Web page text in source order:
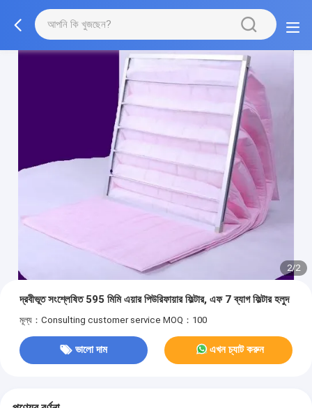
2/2
দ্রবীভূত সংশ্লেষিত 595 মিমি এয়ার পিউরিফায়ার ফিল্টার, এফ 7 ব্যাগ ফিল্টার হলুদ
মূল্য：Consulting customer service MOQ：100
ভালো দাম এখন চ্যাট করুন